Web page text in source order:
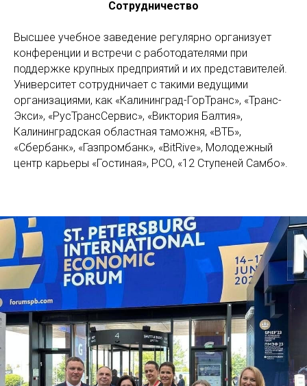
Сотрудничество
Высшее учебное заведение регулярно организует
конференции и встречи с работодателями при
поддержке крупных предприятий и их представителей.
Университет сотрудничает с такими ведущими
организациями, как «Калининград-ГорТранс», «Транс-
Экси», «РусТрансСервис», «Виктория Балтия»,
Калининградская областная таможня, «ВТБ»,
«Сбербанк», «Газпромбанк», «BitRive», Молодежный
центр карьеры «Гостиная», РСО, «12 Ступеней Самбо».